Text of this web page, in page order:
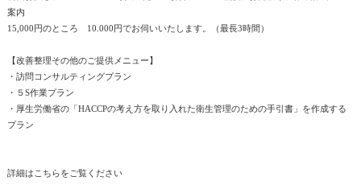
案内
15,000円のところ 10.000円でお伺いいたします。（最長3時間）
【改善整理その他のご提供メニュー】
・訪問コンサルティングプラン
・５S作業プラン
・厚生労働省の「HACCPの考え方を取り入れた衛生管理のための手引書」を作成する
プラン
詳細はこちらをご覧ください